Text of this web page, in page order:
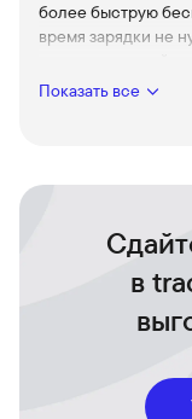
более быструю
время зарядки не
зарядное
Показать все
в